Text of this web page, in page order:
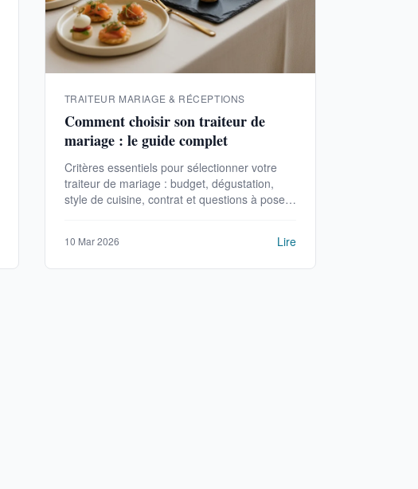
TRAITEUR MARIAGE & RÉCEPTIONS
Comment choisir son traiteur de
mariage : le guide complet
Critères essentiels pour sélectionner votre
traiteur de mariage : budget, dégustation,
style de cuisine, contrat et questions à poser
10 Mar 2026 Lire